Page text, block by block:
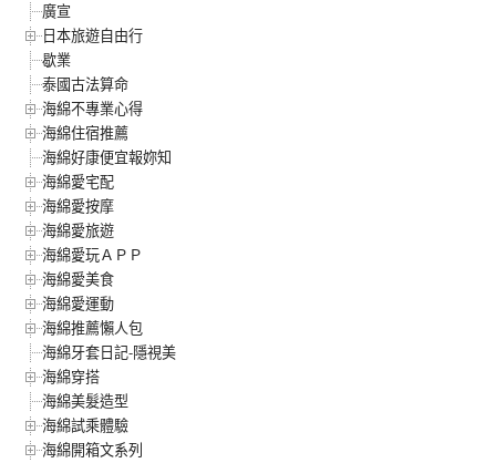
廣宣
日本旅遊自由行
歇業
泰國古法算命
海綿不專業心得
海綿住宿推薦
海綿好康便宜報妳知
海綿愛宅配
海綿愛按摩
海綿愛旅遊
海綿愛玩ＡＰＰ
海綿愛美食
海綿愛運動
海綿推薦懶人包
海綿牙套日記-隱視美
海綿穿搭
海綿美髮造型
海綿試乘體驗
海綿開箱文系列